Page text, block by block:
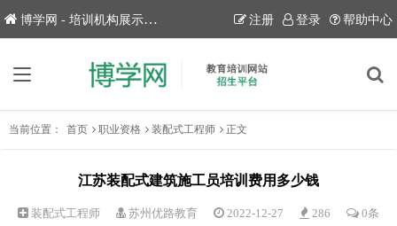
博学网 - 培训机构展示平台！ 注册 登录 帮助中心
当前位置： 首页 职业资格 装配式工程师 正文
江苏装配式建筑施工员培训费用多少钱
装配式工程师 苏州优路教育 2022-12-27 286
0条